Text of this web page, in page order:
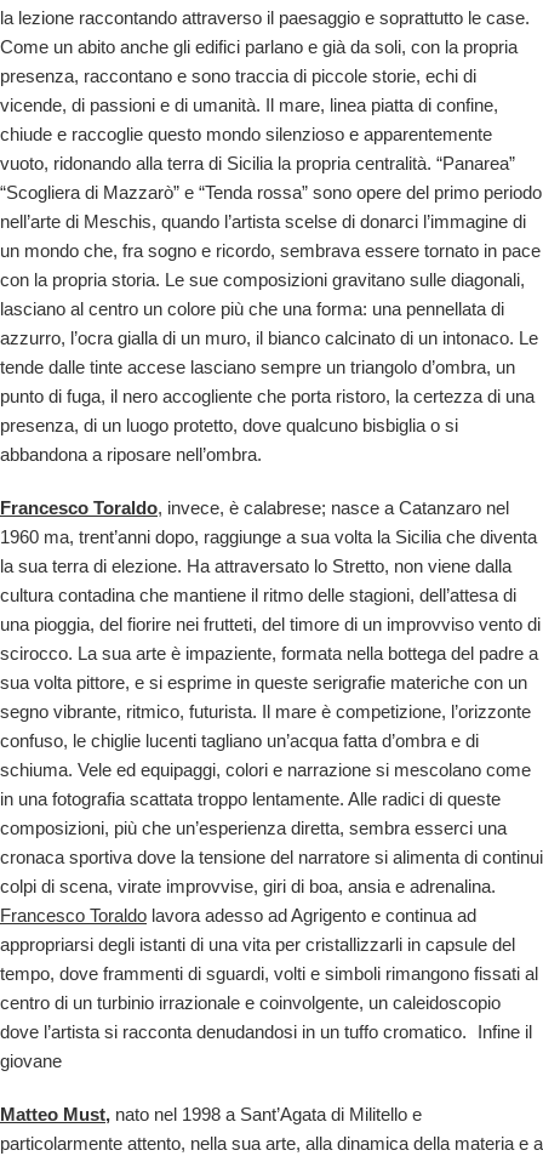
la lezione raccontando attraverso il paesaggio e soprattutto le case.
Come un abito anche gli edifici parlano e già da soli, con la propria
presenza, raccontano e sono traccia di piccole storie, echi di
vicende, di passioni e di umanità. Il mare, linea piatta di confine,
chiude e raccoglie questo mondo silenzioso e apparentemente
vuoto, ridonando alla terra di Sicilia la propria centralità. “Panarea”
“Scogliera di Mazzarò” e “Tenda rossa” sono opere del primo periodo
nell’arte di Meschis, quando l’artista scelse di donarci l’immagine di
un mondo che, fra sogno e ricordo, sembrava essere tornato in pace
con la propria storia. Le sue composizioni gravitano sulle diagonali,
lasciano al centro un colore più che una forma: una pennellata di
azzurro, l’ocra gialla di un muro, il bianco calcinato di un intonaco. Le
tende dalle tinte accese lasciano sempre un triangolo d’ombra, un
punto di fuga, il nero accogliente che porta ristoro, la certezza di una
presenza, di un luogo protetto, dove qualcuno bisbiglia o si
abbandona a riposare nell’ombra.
Francesco Toraldo, invece, è calabrese; nasce a Catanzaro nel
1960 ma, trent’anni dopo, raggiunge a sua volta la Sicilia che diventa
la sua terra di elezione. Ha attraversato lo Stretto, non viene dalla
cultura contadina che mantiene il ritmo delle stagioni, dell’attesa di
una pioggia, del fiorire nei frutteti, del timore di un improvviso vento di
scirocco. La sua arte è impaziente, formata nella bottega del padre a
sua volta pittore, e si esprime in queste serigrafie materiche con un
segno vibrante, ritmico, futurista. Il mare è competizione, l’orizzonte
confuso, le chiglie lucenti tagliano un’acqua fatta d’ombra e di
schiuma. Vele ed equipaggi, colori e narrazione si mescolano come
in una fotografia scattata troppo lentamente. Alle radici di queste
composizioni, più che un’esperienza diretta, sembra esserci una
cronaca sportiva dove la tensione del narratore si alimenta di continui
colpi di scena, virate improvvise, giri di boa, ansia e adrenalina.
Francesco Toraldo lavora adesso ad Agrigento e continua ad
appropriarsi degli istanti di una vita per cristallizzarli in capsule del
tempo, dove frammenti di sguardi, volti e simboli rimangono fissati al
centro di un turbinio irrazionale e coinvolgente, un caleidoscopio
dove l’artista si racconta denudandosi in un tuffo cromatico. Infine il
giovane
Matteo Must, nato nel 1998 a Sant’Agata di Militello e
particolarmente attento, nella sua arte, alla dinamica della materia e a